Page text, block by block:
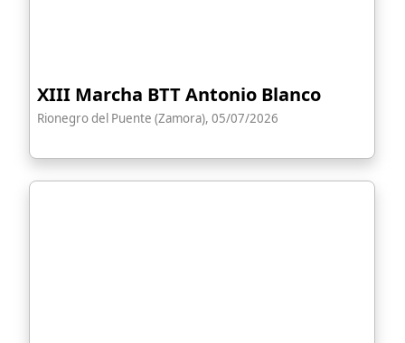
XIII Marcha BTT Antonio Blanco
Rionegro del Puente (Zamora), 05/07/2026